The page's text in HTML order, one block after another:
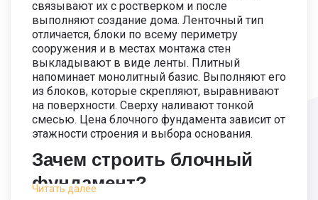
300/1200 6x9 72 000
300/1200 8x8
300/1200 8x10 88 000
300/1200 9x9 90 000
300/1200 10x10
300/1200
Читать далее
связывают их с ростверком и после
выполняют создание дома. Ленточный тип
отличается, блоки по всему периметру
сооружения и в местах монтажа стен
выкладывают в виде ленты. Плитный
напоминает монолитный базис. Выполняют его
из блоков, которые скрепляют, выравнивают
на поверхности. Сверху наливают тонкой
смесью. Цена блочного фундамента зависит от
этажности строения и выбора основания.
Зачем строить блочный
фундамент?